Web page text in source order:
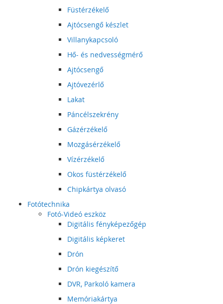
Füstérzékelő
Ajtócsengő készlet
Villanykapcsoló
Hő- és nedvességmérő
Ajtócsengő
Ajtóvezérlő
Lakat
Páncélszekrény
Gázérzékelő
Mozgásérzékelő
Vízérzékelő
Okos füstérzékelő
Chipkártya olvasó
Fotótechnika
Fotó-Videó eszköz
Digitális fényképezőgép
Digitális képkeret
Drón
Drón kiegészítő
DVR, Parkoló kamera
Memóriakártya